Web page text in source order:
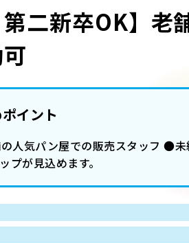
第二新卒OK】
イント
人気パン屋での販売スタッフ ●
プが見込めます。